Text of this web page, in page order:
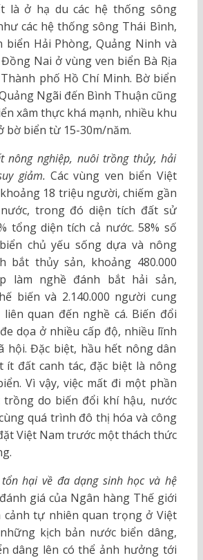
là ở hạ du các hệ thống sông
các hệ thống sông Thái Bình,
biển Hải Phòng, Quảng Ninh và
Nai ở vùng ven biển Bà Rịa
phố Hồ Chí Minh. Bờ biển
Ngãi đến Bình Thuận cũng
xâm thực khá mạnh, nhiều khu
bờ biển từ 15-30m/năm.
nông nghiệp, nuôi trồng thủy, hải
giảm. Các vùng ven biển Việt
18 triệu người, chiếm gần
trong đó diện tích đất sử
tổng diện tích cả nước. 58% số
chủ yếu sống dựa và nông
bắt thủy sản, khoảng 480.000
làm nghề đánh bắt hải sản,
biến và 2.140.000 người cung
liên quan đến nghề cá. Biến đổi
dọa ở nhiều cấp độ, nhiều lĩnh
hội. Đặc biệt, hầu hết nông dân
ít đất canh tác, đặc biệt là nông
Vì vậy, việc mất đi một phần
do biến đổi khí hậu, nước
quá trình đô thị hóa và công
Việt Nam trước một thách thức
hại về đa dạng sinh học và hệ
giá của Ngân hàng Thế giới
cảnh tự nhiên quan trọng ở Việt
kịch bản nước biển dâng,
dâng lên có thể ảnh hưởng tới